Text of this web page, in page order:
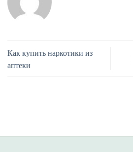
Как купить наркотики из
аптеки